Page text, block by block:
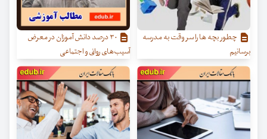
چطور بچه ها را سر وقت به مدرسه
برسانیم
۳۰ درصد دانش آموزان در معرض
آسیب‌های روانی و اجتماعی